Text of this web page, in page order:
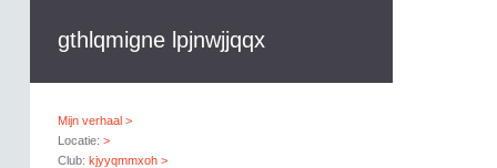
gthlqmigne lpjnwjjqqx
Mijn verhaal >
Locatie: >
Club: kjyyqmmxoh >